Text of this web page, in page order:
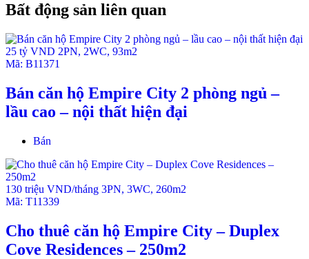
tốc (150m), sân tennis, khu vực thể dục ngoài trời, bể
biệt. Thư viện hình bầu dục, phòng chiếu phim, spa &
phòng tập yoga, khu vui chơi trong nhà cho trẻ.
Các căn đều có Balcony rộng rãi
Bất động sản liên quan
25 tỷ VND 2PN, 2WC, 93m2
Mã: B11371
Bán căn hộ Empire City 2 phòng ngủ –
lầu cao – nội thất hiện đại
Bán
130 triệu VND/tháng 3PN, 3WC, 260m2
Mã: T11339
Cho thuê căn hộ Empire City – Duplex
Cove Residences – 250m2